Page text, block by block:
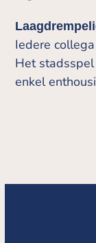
Iedere
Het
enkel